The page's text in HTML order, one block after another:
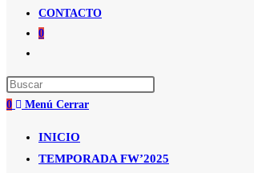
CONTACTO
0
de
la
web
0 Menú Cerrar
INICIO
TEMPORADA FW’2025